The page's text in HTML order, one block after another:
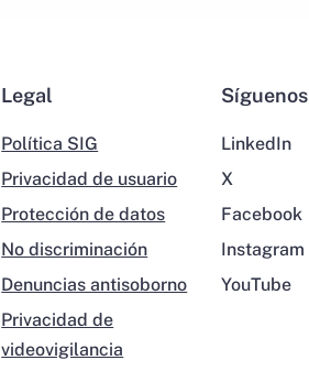
Legal
Política SIG
Privacidad de usuario
Protección de datos
No discriminación
Denuncias antisoborno
Privacidad de
videovigilancia
Síguenos
LinkedIn
X
Facebook
Instagram
YouTube